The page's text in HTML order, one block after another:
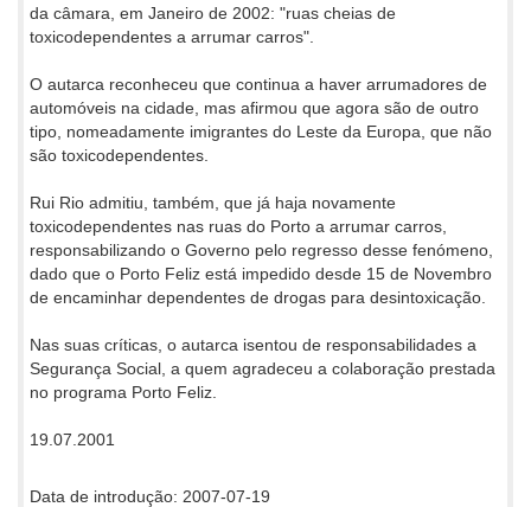
da câmara, em Janeiro de 2002: "ruas cheias de
toxicodependentes a arrumar carros".
O autarca reconheceu que continua a haver arrumadores de
automóveis na cidade, mas afirmou que agora são de outro
tipo, nomeadamente imigrantes do Leste da Europa, que não
são toxicodependentes.
Rui Rio admitiu, também, que já haja novamente
toxicodependentes nas ruas do Porto a arrumar carros,
responsabilizando o Governo pelo regresso desse fenómeno,
dado que o Porto Feliz está impedido desde 15 de Novembro
de encaminhar dependentes de drogas para desintoxicação.
Nas suas críticas, o autarca isentou de responsabilidades a
Segurança Social, a quem agradeceu a colaboração prestada
no programa Porto Feliz.
19.07.2001
Data de introdução: 2007-07-19